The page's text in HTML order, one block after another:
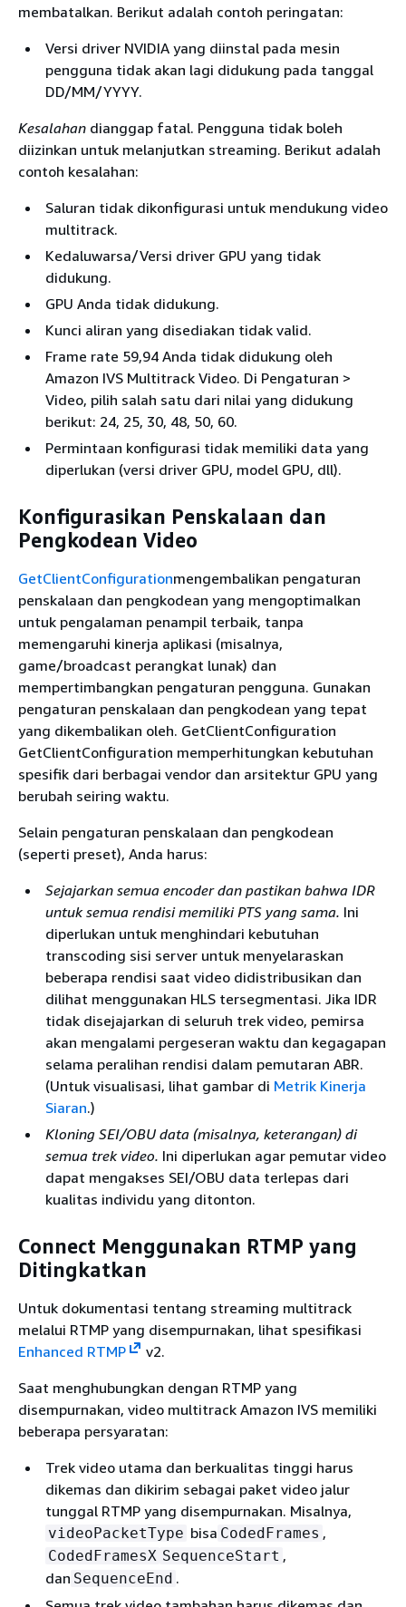
membatalkan. Berikut adalah contoh peringatan:
Versi driver NVIDIA yang diinstal pada mesin
pengguna tidak akan lagi didukung pada tanggal
DD/MM/YYYY.
Kesalahan dianggap fatal. Pengguna tidak boleh
diizinkan untuk melanjutkan streaming. Berikut adalah
contoh kesalahan:
Saluran tidak dikonfigurasi untuk mendukung video
multitrack.
Kedaluwarsa/Versi driver GPU yang tidak
didukung.
GPU Anda tidak didukung.
Kunci aliran yang disediakan tidak valid.
Frame rate 59,94 Anda tidak didukung oleh
Amazon IVS Multitrack Video. Di Pengaturan >
Video, pilih salah satu dari nilai yang didukung
berikut: 24, 25, 30, 48, 50, 60.
Permintaan konfigurasi tidak memiliki data yang
diperlukan (versi driver GPU, model GPU, dll).
Konfigurasikan Penskalaan dan
Pengkodean Video
GetClientConfigurationmengembalikan pengaturan
penskalaan dan pengkodean yang mengoptimalkan
untuk pengalaman penampil terbaik, tanpa
memengaruhi kinerja aplikasi (misalnya,
game/broadcast perangkat lunak) dan
mempertimbangkan pengaturan pengguna. Gunakan
pengaturan penskalaan dan pengkodean yang tepat
yang dikembalikan oleh. GetClientConfiguration
GetClientConfiguration memperhitungkan kebutuhan
spesifik dari berbagai vendor dan arsitektur GPU yang
berubah seiring waktu.
Selain pengaturan penskalaan dan pengkodean
(seperti preset), Anda harus:
Sejajarkan semua encoder dan pastikan bahwa IDR
untuk semua rendisi memiliki PTS yang sama. Ini
diperlukan untuk menghindari kebutuhan
transcoding sisi server untuk menyelaraskan
beberapa rendisi saat video didistribusikan dan
dilihat menggunakan HLS tersegmentasi. Jika IDR
tidak disejajarkan di seluruh trek video, pemirsa
akan mengalami pergeseran waktu dan kegagapan
selama peralihan rendisi dalam pemutaran ABR.
(Untuk visualisasi, lihat gambar di Metrik Kinerja
Siaran.)
Kloning SEI/OBU data (misalnya, keterangan) di
semua trek video. Ini diperlukan agar pemutar video
dapat mengakses SEI/OBU data terlepas dari
kualitas individu yang ditonton.
Connect Menggunakan RTMP yang
Ditingkatkan
Untuk dokumentasi tentang streaming multitrack
melalui RTMP yang disempurnakan, lihat spesifikasi
Enhanced RTMP
v2.
Saat menghubungkan dengan RTMP yang
disempurnakan, video multitrack Amazon IVS memiliki
beberapa persyaratan:
Trek video utama dan berkualitas tinggi harus
dikemas dan dikirim sebagai paket video jalur
tunggal RTMP yang disempurnakan. Misalnya,
videoPacketType bisa CodedFrames ,
CodedFramesX SequenceStart ,
dan SequenceEnd .